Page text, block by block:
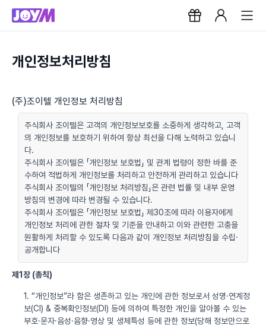
개인정보처리방침
(주)조이텔 개인정보 처리방침
주식회사 조이텔은 고객의 개인정보보호를 소중하게 생각하고, 고객
의 개인정보를 보호하기 위하여 항상 최선을 다해 노력하고 있습니
다.
주식회사 조이텔은 「개인정보 보호법」 및 관계 법령이 정한 바를 준
수하여 적법하게 개인정보를 처리하고 안전하게 관리하고 있습니다
주식회사 조이텔의 「개인정보 처리방침」은 관련 법률 및 내부 운영
방침의 변경에 따라 변경될 수 있습니다.
주식회사 조이텔은 「개인정보 보호법」 제30조에 따라 이용자에게
개인정보 처리에 관한 절차 및 기준을 안내하고 이와 관련한 고충을
원활하게 처리할 수 있도록 다음과 같이 개인정보 처리방침을 수립·
공개합니다
제1장 (총칙)
1. “개인정보”라 함은 생존하고 있는 개인에 관한 정보로서 성명·연계정
보(CI) & 중복확인정보(DI) 등에 의하여 특정한 개인을 알아볼 수 있는
부호·문자·음성·음향·영상 및 생체특성 등에 관한 정보(당해 정보만으로